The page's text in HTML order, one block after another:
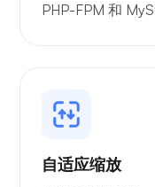
PHP-FPM 和
自适应缩放